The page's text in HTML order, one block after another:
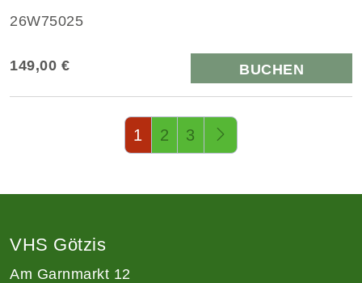
26W75025
149,00 € BUCHEN
1 2 3
VHS Götzis
Am Garnmarkt 12